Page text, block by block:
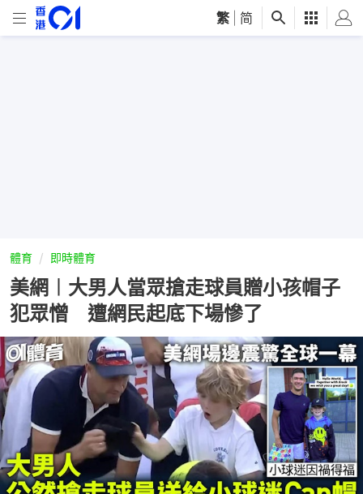
繁 简
體育 即時體育
美網︱大男人當眾搶走球員贈小孩帽子
犯眾憎 遭網民起底下場慘了